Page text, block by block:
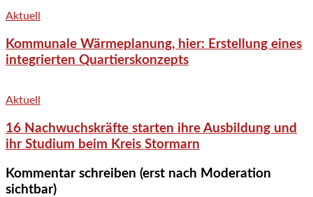
Aktuell
Kommunale Wärmeplanung, hier: Erstellung eines
integrierten Quartierskonzepts
Aktuell
16 Nachwuchskräfte starten ihre Ausbildung und
ihr Studium beim Kreis Stormarn
Kommentar schreiben (erst nach Moderation
sichtbar)